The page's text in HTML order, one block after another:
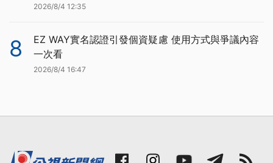
2026/8/4 12:35
8
EZ WAY實名認證引發個資疑慮 使用方式與爭議內容
一次看
2026/8/4 16:47